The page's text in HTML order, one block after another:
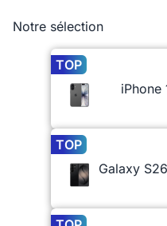
Notre sélection
TOP
iPhone
TOP
Galaxy